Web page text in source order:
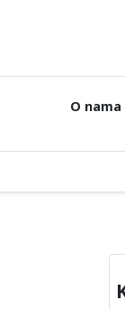
O nama